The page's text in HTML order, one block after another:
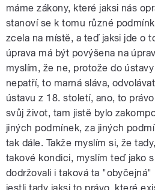
máme zákony, které jaksi nás
stanoví se k tomu různé
zcela na místě, a teď jaksi jde o
úprava má být povýšena na
myslím, že ne, protože do
nepatří, to marná sláva,
ústavu z 18. století, ano, to
svůj život, tam jistě bylo
jiných podmínek, za jiných
tak dále. Takže myslím si, že
takové kondici, myslím teď jako
dodržovali i taková ta "obyčejná"